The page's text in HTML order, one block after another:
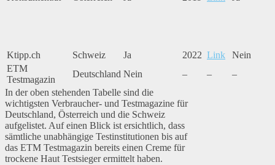
Ktipp.ch Schweiz Ja 2022 Link
Nein
ETM
Testmagazin
Deutschland Nein – –
–
In der oben stehenden Tabelle sind die
wichtigsten Verbraucher- und Testmagazine für
Deutschland, Österreich und die Schweiz
aufgelistet. Auf einen Blick ist ersichtlich, dass
sämtliche unabhängige Testinstitutionen bis auf
das ETM Testmagazin bereits einen Creme für
trockene Haut Testsieger ermittelt haben.